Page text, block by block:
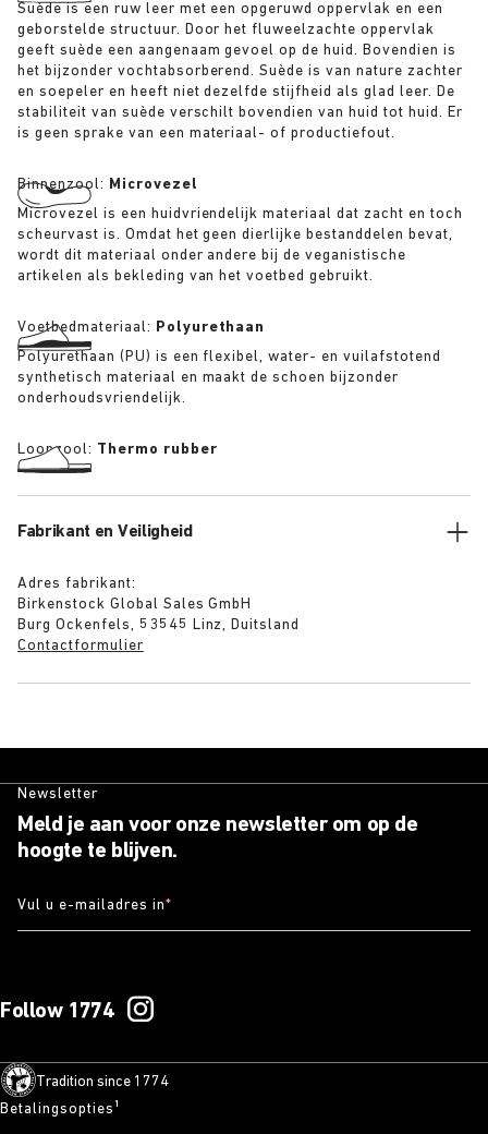
Suède is een ruw leer met een opgeruwd oppervlak en een
geborstelde structuur. Door het fluweelzachte oppervlak
geeft suède een aangenaam gevoel op de huid. Bovendien is
het bijzonder vochtabsorberend. Suède is van nature zachter
en soepeler en heeft niet dezelfde stijfheid als glad leer. De
stabiliteit van suède verschilt bovendien van huid tot huid. Er
is geen sprake van een materiaal- of productiefout.
Binnenzool: Microvezel
Microvezel is een huidvriendelijk materiaal dat zacht en toch
scheurvast is. Omdat het geen dierlijke bestanddelen bevat,
wordt dit materiaal onder andere bij de veganistische
artikelen als bekleding van het voetbed gebruikt.
Voetbedmateriaal: Polyurethaan
Polyurethaan (PU) is een flexibel, water- en vuilafstotend
synthetisch materiaal en maakt de schoen bijzonder
onderhoudsvriendelijk.
Loopzool: Thermo rubber
Fabrikant en Veiligheid
Adres fabrikant:
Birkenstock Global Sales GmbH
Burg Ockenfels, 53545 Linz, Duitsland
Contactformulier
Newsletter
Meld je aan voor onze newsletter om op de
hoogte te blijven.
Vul u e-mailadres in*
Follow 1774
Tradition since 1774
Betalingsopties¹